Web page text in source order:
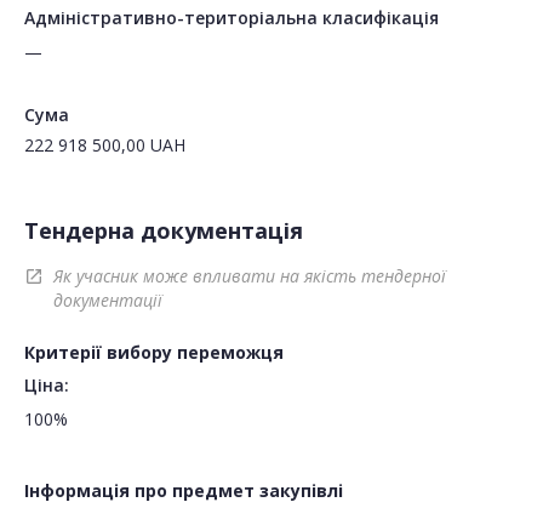
Адміністративно-територіальна класифікація
—
Сума
222 918 500,00 UAH
Тендерна документація
open_in_new
Як учасник може впливати на якість тендерної
документації
Критерії вибору переможця
Ціна:
100%
Інформація про предмет закупівлі